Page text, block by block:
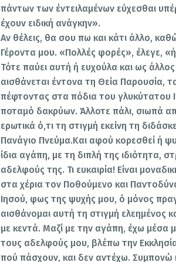
πάντων των έντειλαμένων εύχεσθαι
έχουν ειδική ανάγκην».
Αν θέλεις, θα σου πω και κάτι άλλο,
Γέροντα μου. «Πολλές φορές», έλεγε, «ή
Τότε παύει αυτή ή ευχούλα και ως
αισθάνεται έντονα τη Θεία Παρουσία,
πέφτοντας στα πόδια του γλυκύτατου
ποταμό δακρύων. Άλλοτε πάλι, σιωπά
ερωτικά ό,τι τη στιγμή εκείνη τη
Πανάγιο Πνεύμα.Και αφού κορεσθεί ή
ίδια αγάπη, με τη διπλή της ιδιότητα,
αδελφούς της. Τι ευκαιρία! Είναι
στα χέρια τον Ποθούμενο και
Ιησού, φως της ψυχής μου, ό μόνος
αισθάνομαι αυτή τη στιγμή ελεημένος
με κεντά. Μαζί με την αγάπη, έχω
τους αδελφούς μου, βλέπω την
πού πάσχουν, και δεν αντέχω. Συμπονώ